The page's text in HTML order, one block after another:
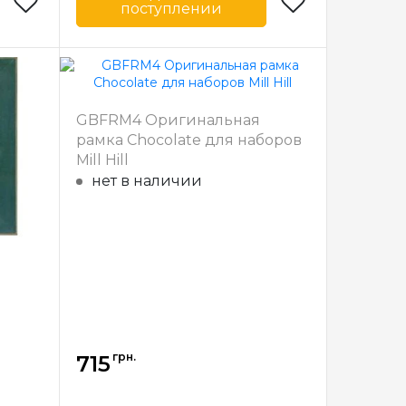
Hill
поступлении
Бренд
Mill Hill
Страна-
производитель
США
Ширина багета
в мм
Материал
багета
GBFRM4 Оригинальная
рамка Chocolate для наборов
Mill Hill
нет в наличии
715 грн.